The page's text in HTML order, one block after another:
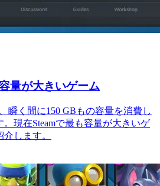
量が大きいゲーム
瞬く間に150 GBもの容量を消費し
現在Steamで最も容量が大きいゲ
します。